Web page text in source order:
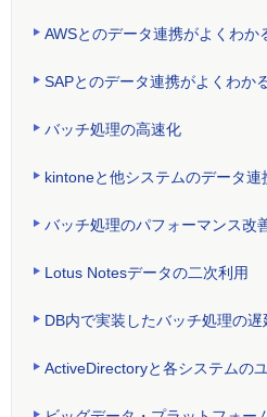
AWSとのデータ連携がよくわか
SAPとのデータ連携がよくわか
バッチ処理の高速化
kintoneと他システムのデータ連
バッチ処理のパフォーマンス改
Lotus Notesデータの二次利用
DB内で実装したバッチ処理の遅
ActiveDirectoryと各システムの